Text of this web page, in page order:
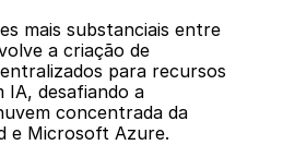
mais substanciais entre
a criação de
para recursos
IA, desafiando a
concentrada da
e Microsoft Azure.